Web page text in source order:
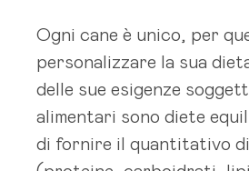
Ogni cane è unico, per
personalizzare la sua
delle sue esigenze
alimentari sono diete
di fornire il quantitativo